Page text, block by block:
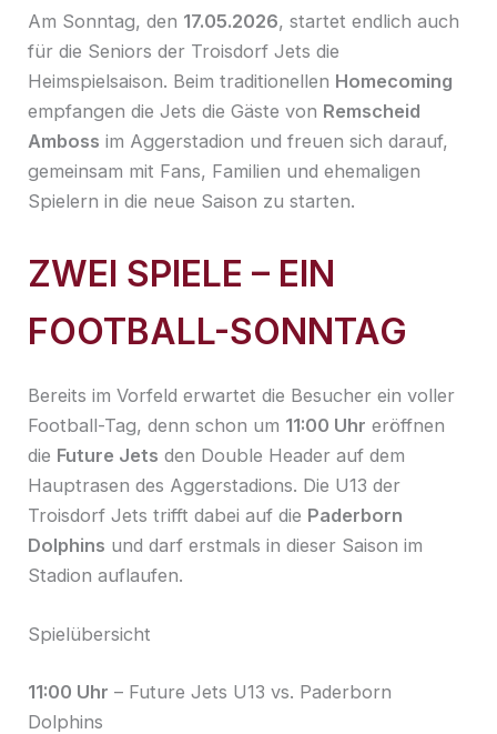
Am Sonntag, den 17.05.2026, startet endlich auch
für die Seniors der Troisdorf Jets die
Heimspielsaison. Beim traditionellen Homecoming
empfangen die Jets die Gäste von Remscheid
Amboss im Aggerstadion und freuen sich darauf,
gemeinsam mit Fans, Familien und ehemaligen
Spielern in die neue Saison zu starten.
ZWEI SPIELE – EIN
FOOTBALL-SONNTAG
Bereits im Vorfeld erwartet die Besucher ein voller
Football-Tag, denn schon um 11:00 Uhr eröffnen
die Future Jets den Double Header auf dem
Hauptrasen des Aggerstadions. Die U13 der
Troisdorf Jets trifft dabei auf die Paderborn
Dolphins und darf erstmals in dieser Saison im
Stadion auflaufen.
Spielübersicht
11:00 Uhr – Future Jets U13 vs. Paderborn
Dolphins